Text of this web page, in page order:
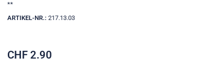
**
ARTIKEL-NR.: 217.13.03
CHF 2.90